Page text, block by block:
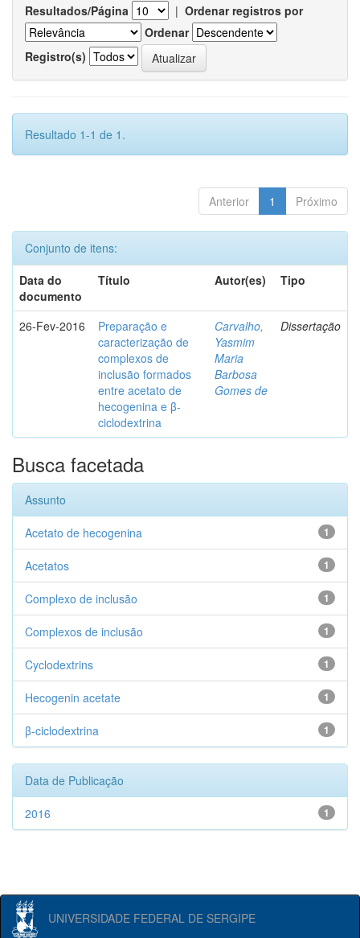
Resultados/Página | Ordenar registros por
Ordenar
Registro(s)
Resultado 1-1 de 1.
Anterior 1 Próximo
Conjunto de itens:
Data do
documento
Título Autor(es) Tipo
26-Fev-2016
Preparação e
caracterização de
complexos de
inclusão formados
entre acetato de
hecogenina e β-
ciclodextrina
Carvalho,
Yasmim
Maria
Barbosa
Gomes de
Dissertação
Busca facetada
Assunto
1
Acetato de hecogenina
1
Acetatos
1
Complexo de inclusão
1
Complexos de inclusão
1
Cyclodextrins
1
Hecogenin acetate
1
β-ciclodextrina
Data de Publicação
1
2016
UNIVERSIDADE FEDERAL DE SERGIPE